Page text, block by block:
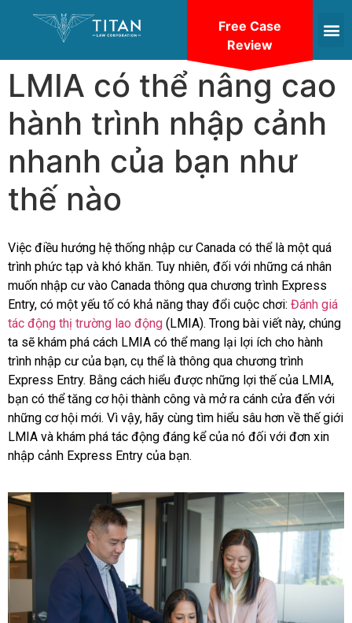
LMIA có thể nâng cao
hành trình nhập cảnh
nhanh của bạn như
thế nào
Việc điều hướng hệ thống nhập cư Canada có thể là một quá
trình phức tạp và khó khăn. Tuy nhiên, đối với những cá nhân
muốn nhập cư vào Canada thông qua chương trình Express
Entry, có một yếu tố có khả năng thay đổi cuộc chơi: Đánh giá
tác động thị trường lao động (LMIA). Trong bài viết này, chúng
ta sẽ khám phá cách LMIA có thể mang lại lợi ích cho hành
trình nhập cư của bạn, cụ thể là thông qua chương trình
Express Entry. Bằng cách hiểu được những lợi thế của LMIA,
bạn có thể tăng cơ hội thành công và mở ra cánh cửa đến với
những cơ hội mới. Vì vậy, hãy cùng tìm hiểu sâu hơn về thế giới
LMIA và khám phá tác động đáng kể của nó đối với đơn xin
nhập cảnh Express Entry của bạn.
Free Case
Review